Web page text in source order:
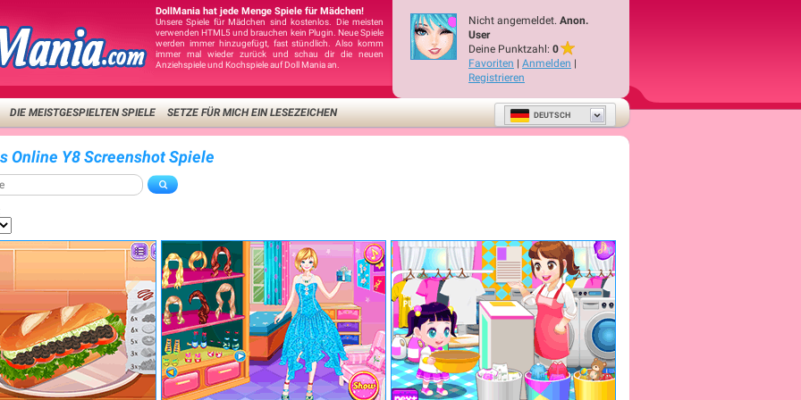
DollMania hat jede Menge Spiele für Mädchen!
Unsere Spiele für Mädchen sind kostenlos. Die meisten
verwenden HTML5 und brauchen kein Plugin. Neue Spiele
werden immer hinzugefügt, fast stündlich. Also komm
immer mal wieder zurück und schau dir die neuen
Anziehspiele und Kochspiele auf Doll Mania an.
Nicht angemeldet. Anon.
User
Deine Punktzahl: 0
Favoriten | Anmelden |
Registrieren
DIE MEISTGESPIELTEN SPIELE SETZE FÜR MICH EIN LESEZEICHEN DEUTSCH
Online Y8 Screenshot Spiele